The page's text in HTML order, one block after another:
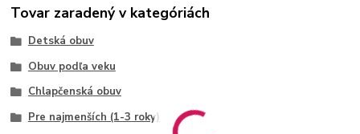
Tovar zaradený v kategóriách
Detská obuv
Obuv podľa veku
Chlapčenská obuv
Pre najmenších (1-3 roky)